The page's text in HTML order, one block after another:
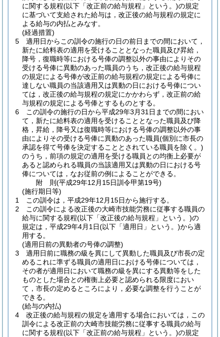
に関する規程(以下「改正前の給与規程」という。)の規定
に基づいて支給された給与は，改正後の給与規程の規定に
よる給与の内払とみなす。
(経過措置)
5
適用日からこの訓令の施行の日の前日までの間において，
新たに給料表の適用を受けることとなった職員及び昇給，
降号，復職時等における号俸の調整以外の事由によりその
受ける号俸に異動のあった職員のうち，改正後の給与規程
の規定による号俸が改正前の給与規程の規定による号俸に
達しない職員の当該適用又は異動の日における号俸につい
ては，改正後の給与規程の規定にかかわらず，改正前の給
与規程の規定による号俸とするものとする。
6
この訓令の施行の日から平成29年3月31日までの間におい
て，新たに給料表の適用を受けることとなった職員及び降
格，昇給，降号又は復職時等における号俸の調整以外の事
由によりその受ける号俸に異動のあった職員(個別に市長の
承認を得て号俸を決定することとされている職員を除く。)
のうち，前項の規定の適用を受ける職員との均衡上必要が
あると認められる職員の当該適用又は異動の日における号
俸については，なお従前の例によることができる。
附 則(平成29年12月15日訓令甲第19号)
(施行期日等)
1
この訓令は，平成29年12月15日から施行する。
2
この訓令による改正後の大崎市技能労務に従事する職員の
給与に関する規程(以下「改正後の給与規程」という。)の
規定は，平成29年4月1日(以下「適用日」という。)から適
用する。
(適用日前の異動者の号俸の調整)
3
適用日前に職務の級を異にして異動した職員及び市長の定
めるこれに準ずる職員の適用日における号俸については，
その者が適用日において職務の級を異にする異動等をした
ものとした場合との権衡上必要と認められる限度におい
て，市長の定めるところにより，必要な調整を行うことが
できる。
(給与の内払)
4
改正後の給与規程の規定を適用する場合においては，この
訓令による改正前の大崎市技能労務に従事する職員の給与
に関する規程(以下「改正前の給与規程」という。)の規定